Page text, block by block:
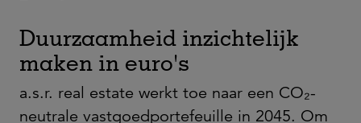
Duurzaamheid inzichtelijk
maken in euro's
a.s.r. real estate werkt toe naar een CO₂-
neutrale vastgoedportefeuille in 2045. Om